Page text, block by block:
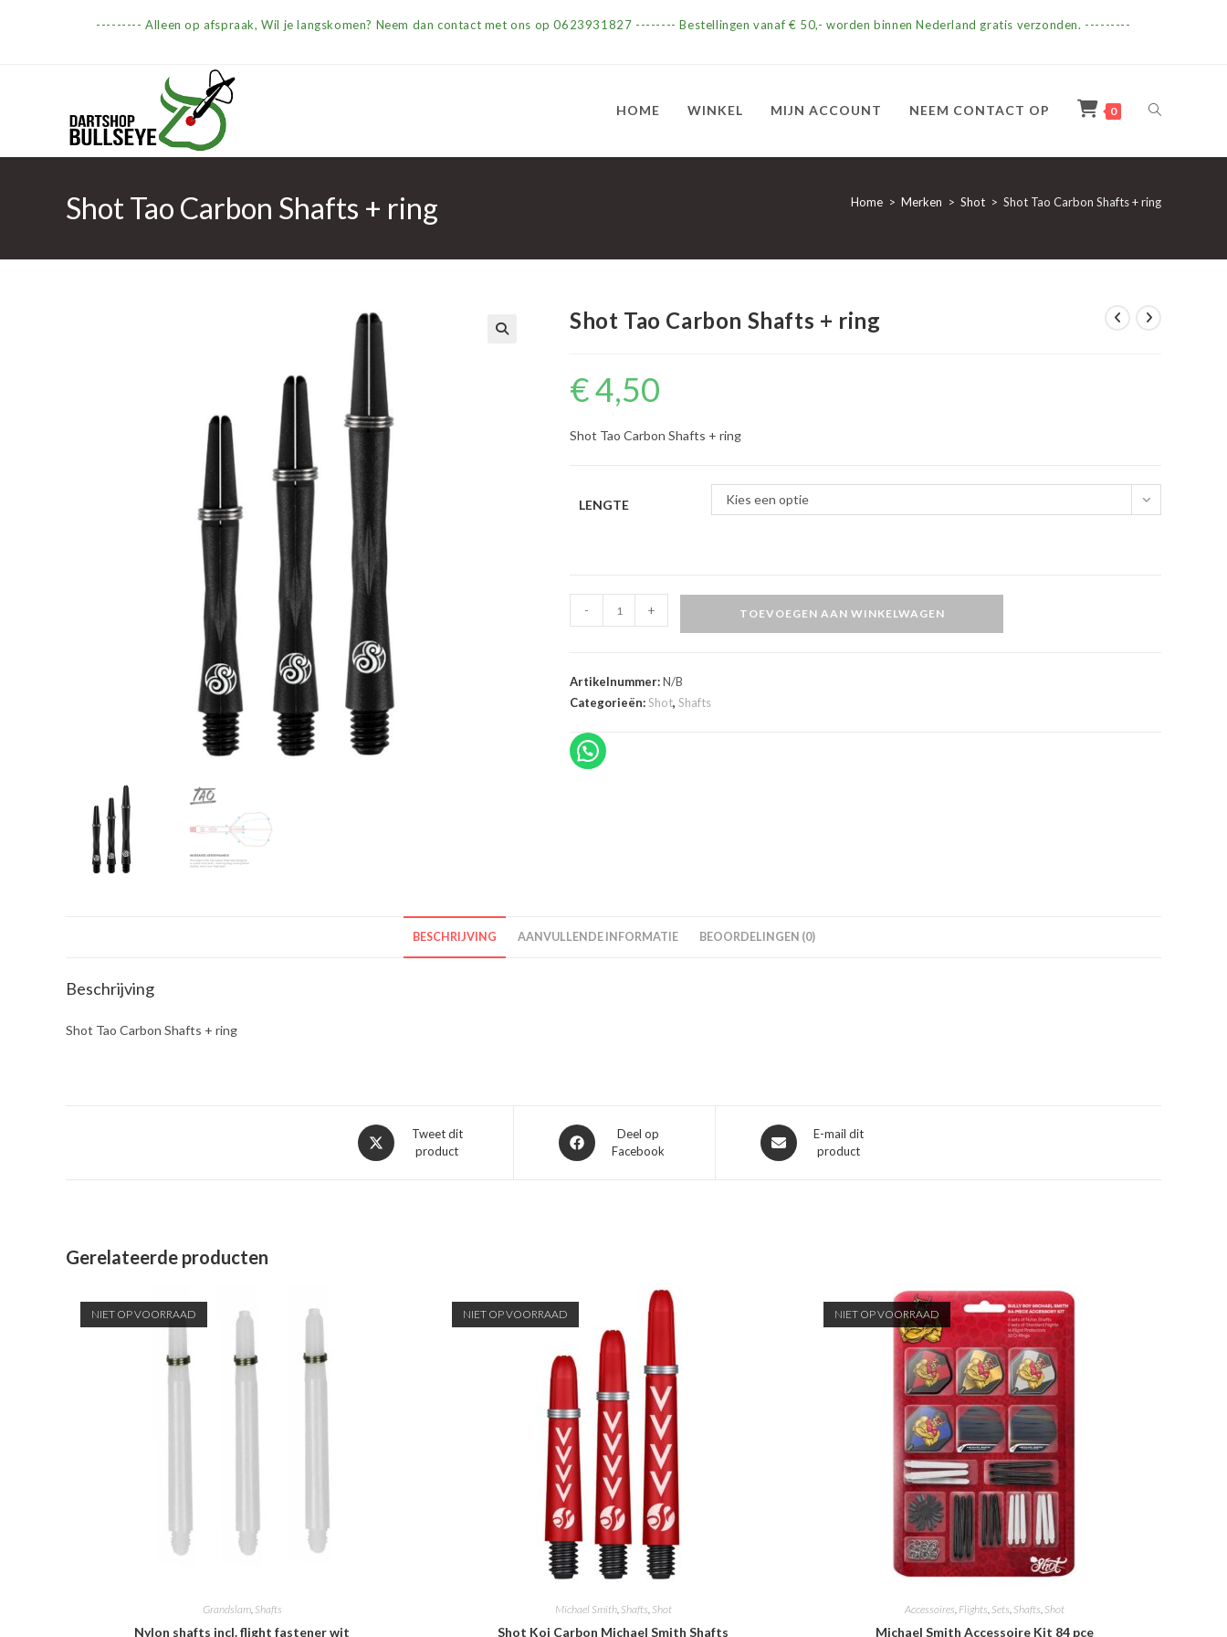
--------- Alleen op afspraak, Wil je langskomen? Neem dan contact met ons op 0623931827 -------- Bestellingen vanaf € 50,- worden binnen Nederland gratis verzonden. ---------
HOME WINKEL MIJN ACCOUNT NEEM CONTACT OP 0 TOGGLE
SITE
Shot Tao Carbon Shafts + ring Home > Merken > Shot > Shot Tao Carbon Shafts + ring
Shot Tao Carbon Shafts + ring
€4,50
Shot Tao Carbon Shafts + ring
LENGTE Kies een optie
Tao
+
aantal
- + TOEVOEGEN AAN WINKELWAGEN
Artikelnummer:N/B
Categorieën:Shot, Shafts
BESCHRIJVING AANVULLENDE INFORMATIE BEOORDELINGEN (0)
Beschrijving
Shot Tao Carbon Shafts + ring
Opent
in
Tweet dit
product
Opent
in
Deel op
Facebook
Opent
in
E-mail dit
product
Gerelateerde producten
NIET OP VOORRAAD
Grandslam, Shafts
Nylon shafts incl. flight fastener wit
NIET OP VOORRAAD
Michael Smith, Shafts, Shot
Shot Koi Carbon Michael Smith Shafts
NIET OP VOORRAAD
Accessoires, Flights, Sets, Shafts, Shot
Michael Smith Accessoire Kit 84 pce